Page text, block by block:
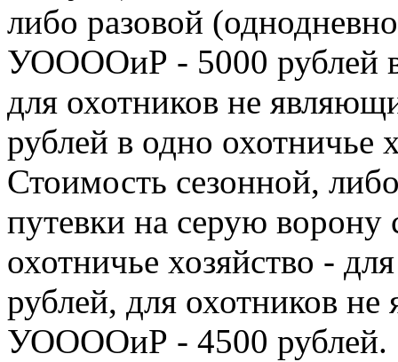
либо разовой
УООООиР - 5000 рублей в
для охотников не
рублей в одно охотничье
Стоимость сезонной,
путевки на серую ворону
охотничье хозяйство -
рублей, для охотников
УООООиР - 4500 рублей.